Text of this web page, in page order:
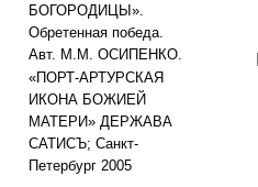
БОГОРОДИЦЫ».
Обретенная победа.
Авт. М.М. ОСИПЕНКО.
«ПОРТ-АРТУРСКАЯ
ИКОНА БОЖИЕЙ
МАТЕРИ» ДЕРЖАВА
САТИСЪ; Санкт-
Петербург 2005